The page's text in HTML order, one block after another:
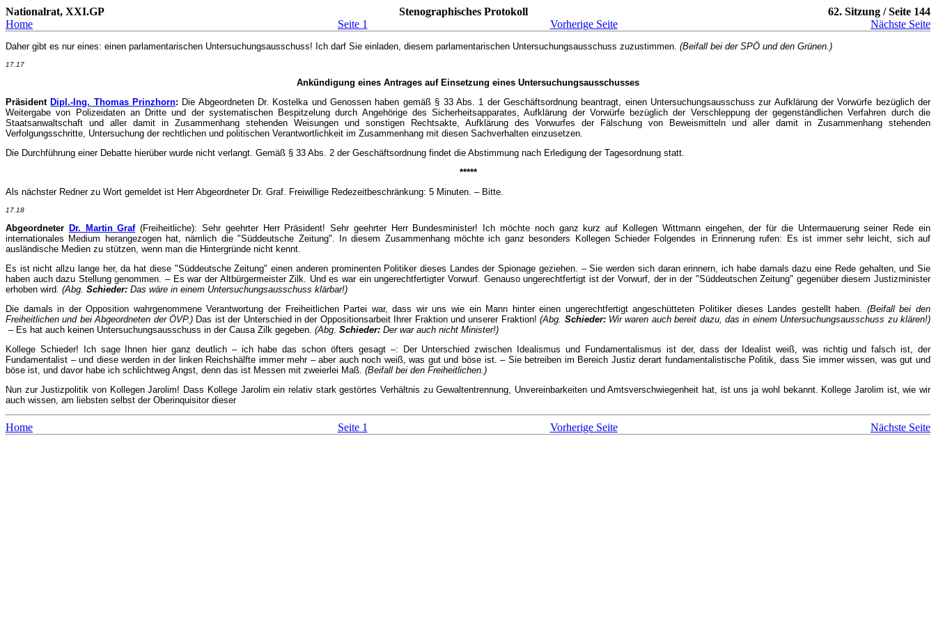
Nationalrat, XXI.GP Stenographisches Protokoll
62. Sitzung / Seite 144
Home
Seite 1 Vorherige Seite Nächste Seite
Daher gibt es nur eines: einen parlamentarischen Untersuchungsausschuss! Ich darf Sie einladen, diesem parlamentarischen Untersuchungsausschuss zuzustimmen. (Beifall bei der SPÖ und den Grünen.)
17.17
Ankündigung eines Antrages auf Einsetzung eines Untersuchungsausschusses
Präsident Dipl.-Ing. Thomas Prinzhorn: Die Abgeordneten Dr. Kostelka und Genossen haben gemäß § 33 Abs. 1 der Geschäftsordnung beantragt, einen Untersuchungsausschuss zur Aufklärung der Vorwürfe bezüglich der
Weitergabe von Polizeidaten an Dritte und der systematischen Bespitzelung durch Angehörige des Sicherheitsapparates, Aufklärung der Vorwürfe bezüglich der Verschleppung der gegenständlichen Verfahren durch die
Staatsanwaltschaft und aller damit in Zusammenhang stehenden Weisungen und sonstigen Rechtsakte, Aufklärung des Vorwurfes der Fälschung von Beweismitteln und aller damit in Zusammenhang stehenden
Verfolgungsschritte, Untersuchung der rechtlichen und politischen Verantwortlichkeit im Zusammenhang mit diesen Sachverhalten einzusetzen.
Die Durchführung einer Debatte hierüber wurde nicht verlangt. Gemäß § 33 Abs. 2 der Geschäftsordnung findet die Abstimmung nach Erledigung der Tagesordnung statt.
*****
Als nächster Redner zu Wort gemeldet ist Herr Abgeordneter Dr. Graf. Freiwillige Redezeitbeschränkung: 5 Minuten. – Bitte.
17.18
Abgeordneter Dr. Martin Graf(Freiheitliche): Sehr geehrter Herr Präsident! Sehr geehrter Herr Bundesminister! Ich möchte noch ganz kurz auf Kollegen Wittmann eingehen, der für die Untermauerung seiner Rede ein
internationales Medium herangezogen hat, nämlich die "Süddeutsche Zeitung". In diesem Zusammenhang möchte ich ganz besonders Kollegen Schieder Folgendes in Erinnerung rufen: Es ist immer sehr leicht, sich auf
ausländische Medien zu stützen, wenn man die Hintergründe nicht kennt.
Es ist nicht allzu lange her, da hat diese "Süddeutsche Zeitung" einen anderen prominenten Politiker dieses Landes der Spionage geziehen. – Sie werden sich daran erinnern, ich habe damals dazu eine Rede gehalten, und Sie
haben auch dazu Stellung genommen. – Es war der Altbürgermeister Zilk. Und es war ein ungerechtfertigter Vorwurf. Genauso ungerechtfertigt ist der Vorwurf, der in der "Süddeutschen Zeitung" gegenüber diesem Justizminister
erhoben wird. (Abg. Schieder: Das wäre in einem Untersuchungsausschuss klärbar!)
Die damals in der Opposition wahrgenommene Verantwortung der Freiheitlichen Partei war, dass wir uns wie ein Mann hinter einen ungerechtfertigt angeschütteten Politiker dieses Landes gestellt haben. (Beifall bei den
Freiheitlichen und bei Abgeordneten der ÖVP.) Das ist der Unterschied in der Oppositionsarbeit Ihrer Fraktion und unserer Fraktion!(Abg. Schieder:Wir waren auch bereit dazu, das in einem Untersuchungsausschuss zu klären!)
– Es hat auch keinen Untersuchungsausschuss in der Causa Zilk gegeben. (Abg. Schieder: Der war auch nicht Minister!)
Kollege Schieder! Ich sage Ihnen hier ganz deutlich – ich habe das schon öfters gesagt –: Der Unterschied zwischen Idealismus und Fundamentalismus ist der, dass der Idealist weiß, was richtig und falsch ist, der
Fundamentalist – und diese werden in der linken Reichshälfte immer mehr – aber auch noch weiß, was gut und böse ist. – Sie betreiben im Bereich Justiz derart fundamentalistische Politik, dass Sie immer wissen, was gut und
böse ist, und davor habe ich schlichtweg Angst, denn das ist Messen mit zweierlei Maß. (Beifall bei den Freiheitlichen.)
Nun zur Justizpolitik von Kollegen Jarolim! Dass Kollege Jarolim ein relativ stark gestörtes Verhältnis zu Gewaltentrennung, Unvereinbarkeiten und Amtsverschwiegenheit hat, ist uns ja wohl bekannt. Kollege Jarolim ist, wie wir
auch wissen, am liebsten selbst der Oberinquisitor dieser
Home Seite 1 Vorherige Seite Nächste Seite